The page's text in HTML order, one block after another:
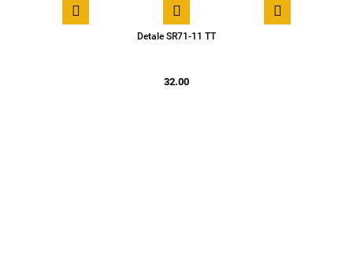
Detale SR71-11 TT
32.00